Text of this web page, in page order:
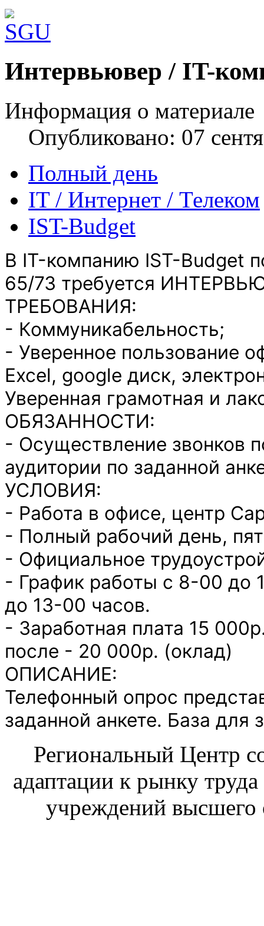
Шаблоны Joomla 3 здесь: http://www.joomla3x.ru/joomla3-
Интервьювер / IT-
Информация о материале
Опубликовано: 07
Полный день
IT / Интернет / Телеком
IST-Budget
В IT-компанию IST-Budget
65/73 требуется
ТРЕБОВАНИЯ:
- Коммуникабельность;
- Уверенное пользование
Excel, google диск,
Уверенная грамотная и
ОБЯЗАННОСТИ:
- Осуществление звонков
аудитории по заданной
УСЛОВИЯ:
- Работа в офисе, центр
- Полный рабочий день,
- Официальное
- График работы с 8-00 до
до 13-00 часов.
- Заработная плата 15
после - 20 000р. (оклад)
ОПИСАНИЕ:
Телефонный опрос
заданной анкете. База для
Региональный Центр
адаптации к рынку
учреждений